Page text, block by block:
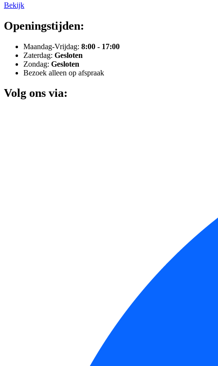
Bekijk
Openingstijden:
Maandag-Vrijdag: 8:00 - 17:00
Zaterdag: Gesloten
Zondag: Gesloten
Bezoek alleen op afspraak
Volg ons via: